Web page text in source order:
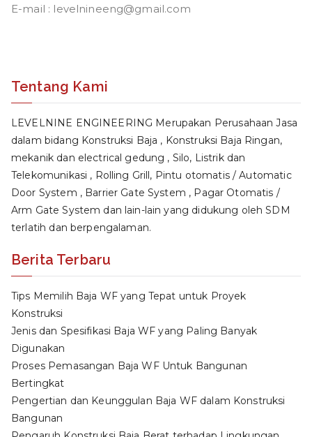
E-mail : levelnineeng@gmail.com
Tentang Kami
LEVELNINE ENGINEERING Merupakan Perusahaan Jasa
dalam bidang Konstruksi Baja , Konstruksi Baja Ringan,
mekanik dan electrical gedung , Silo, Listrik dan
Telekomunikasi , Rolling Grill, Pintu otomatis / Automatic
Door System , Barrier Gate System , Pagar Otomatis /
Arm Gate System dan lain-lain yang didukung oleh SDM
terlatih dan berpengalaman.
Berita Terbaru
Tips Memilih Baja WF yang Tepat untuk Proyek
Konstruksi
Jenis dan Spesifikasi Baja WF yang Paling Banyak
Digunakan
Proses Pemasangan Baja WF Untuk Bangunan
Bertingkat
Pengertian dan Keunggulan Baja WF dalam Konstruksi
Bangunan